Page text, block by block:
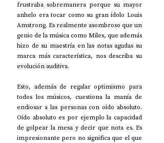
frustraba sobremanera porque su mayor
anhelo era tocar como su gran ídolo Louis
Amstrong. Es realmente asombroso que un
genio de la música como Miles, que además
hizo de su maestría en las notas agudas su
marca más característica, nos describa su
evolución auditiva.
Esto, además de regalar optimismo para
todos los músicos, cuestiona la manía de
endiosar a las personas con oído absoluto.
Oído absoluto es por ejemplo la capacidad
de golpear la mesa y decir que nota es. Es
impresionante pero no significa que el que